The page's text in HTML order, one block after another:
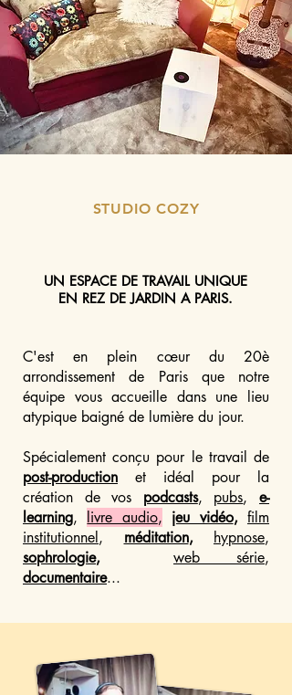
STUDIO COZY
UN ESPACE DE TRAVAIL UNIQUE
EN REZ DE JARDIN APARIS.
C'est en plein cœur du 20è
arrondissement de Paris que notre
équipe vous accueille dans une lieu
atypique baigné de lumière du jour.
Spécialement conçu pour le travail de
post-production et idéal pour la
création de vos podcasts, pubs,e-
learning, livre audio, jeu vidéo,film
institutionnel , méditation, hypnose,
sophrologie, web série,
documentaire...